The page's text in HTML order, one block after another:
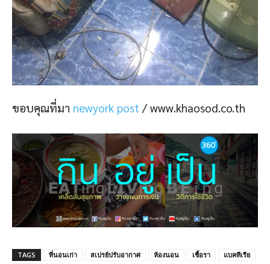
ขอบคุณที่มา newyork post / www.khaosod.co.th
TAGS ที่นอนเก่า สเปรย์ปรับอากาศ ห้องนอน เชื้อรา
แบคทีเรีย